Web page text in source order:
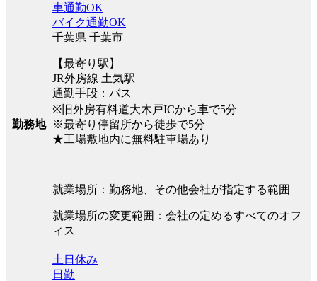
勤務地
車通勤OK
バイク通勤OK
千葉県 千葉市
【最寄り駅】
JR外房線 土気駅
通勤手段：バス
※旧外房有料道大木戸ICから車で5分
※最寄り停留所から徒歩で5分
★工場敷地内に無料駐車場あり
就業場所：勤務地、その他会社が指定する範囲
就業場所の変更範囲：会社の定めるすべてのオフ
ィス
土日休み
日勤